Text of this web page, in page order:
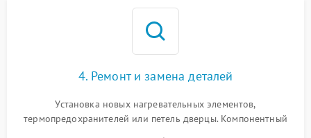
4. Ремонт и замена деталей
Установка новых нагревательных элементов,
термопредохранителей или петель дверцы. Компонентный